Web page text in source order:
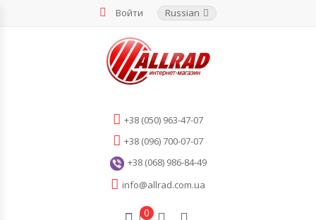
Войти Russian
+38 (050) 963-47-07
+38 (096) 700-07-07
+38 (068) 986-84-49
info@allrad.com.ua
0